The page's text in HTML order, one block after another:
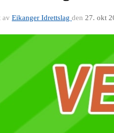
av Eikanger Idrettslag den 27. okt